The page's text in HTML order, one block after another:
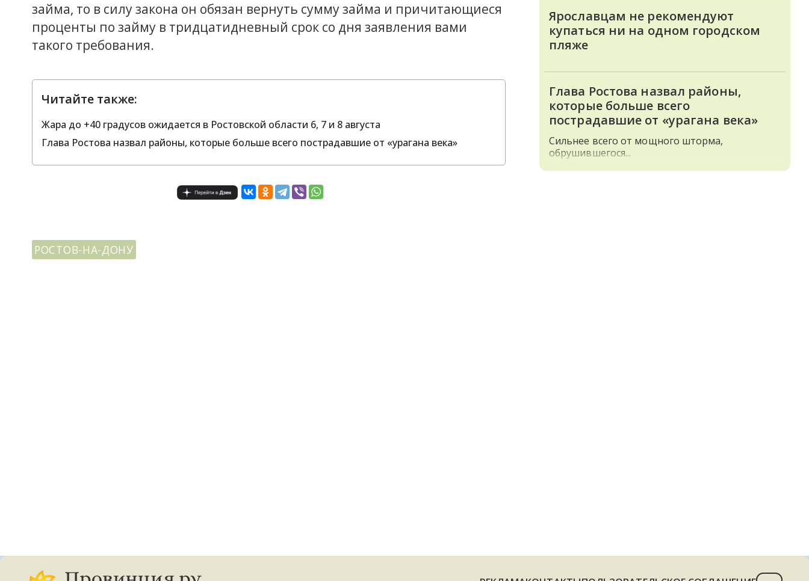
займа, то в силу закона он обязан вернуть сумму займа и причитающиеся
проценты по займу в тридцатидневный срок со дня заявления вами
такого требования.
Читайте также:
Жара до +40 градусов ожидается в Ростовской области 6, 7 и 8 августа
Глава Ростова назвал районы, которые больше всего пострадавшие от «урагана века»
РОСТОВ-НА-ДОНУ
Ярославцам не рекомендуют
купаться ни на одном городском
пляже
Глава Ростова назвал районы,
которые больше всего
пострадавшие от «урагана века»
Сильнее всего от мощного шторма,
обрушившегося...